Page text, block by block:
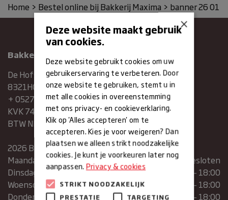
Home > Bestel online bij Bakkerij Maxima > banner 26 01
Bakkerij Maxima
De Hofstee 1
8321HG Urk
+ 0527683454
KVK 74286293
BTW NR. NL859839151B01
2026 Bakkerij Maxima
Maandag
gesloten
Dinsdag
07:30 – 13:00 | 14:00 – 18:00
Woensdag
07:30 – 13:00 | 14:00 – 18:00
Donderdag
07:30 – 13:00 | 14:00 – 18:00
×
Deze website maakt gebruik
van cookies.
Deze website gebruikt cookies om uw
gebruikerservaring te verbeteren. Door
onze website te gebruiken, stemt u in
met alle cookies in overeenstemming
met ons privacy- en cookieverklaring.
Klik op 'Alles accepteren' om te
accepteren. Kies je voor weigeren? Dan
plaatsen we alleen strikt noodzakelijke
cookies. Je kunt je voorkeuren later nog
aanpassen.Privacy & cookies
STRIKT NOODZAKELIJK
PRESTATIE
TARGETING